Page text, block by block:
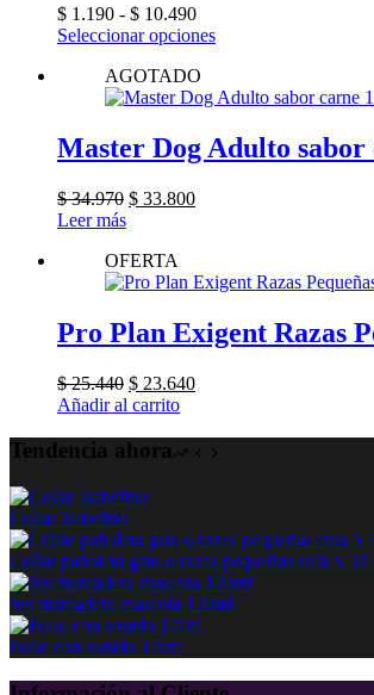
$ 1.190 - $ 10.490Rango
de
desde
$ 1.190
$ 10.490
Seleccionar opcionesEste
múltiples
Las
opciones
página
producto
AGOTADO
Master Dog Adulto sabor
$34.970 El
era:
$ 34.970.
$ 33.800El
$ 33.800.
Leer más
OFERTA
Pro Plan Exigent Razas
$25.440 El
precio
era:
$ 23.640El
es:
Añadir al carrito
Tendencia ahora
Collar Isabelino
Collar pañoleta gato o razas pequeñas talla S 32
Set mamadera mascota 120ml
Pollo con sonido 17cm